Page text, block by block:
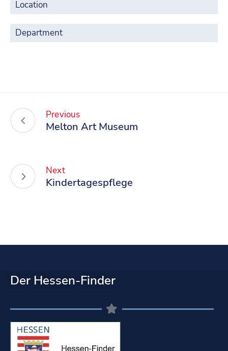
Location
Department
Previous
Melton Art Museum
Next
Kindertagespflege
Der Hessen-Finder